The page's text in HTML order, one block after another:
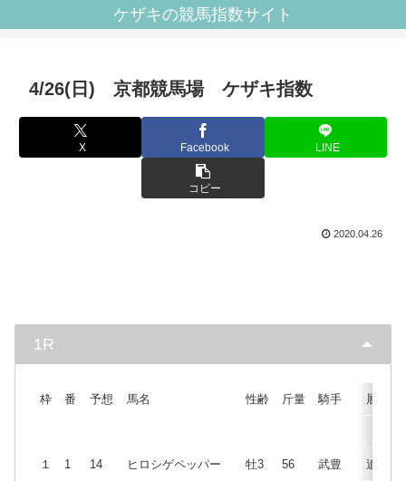
ケザキの競馬指数サイト
4/26(日) 京都競馬場 ケザキ指数
X Facebook LINE
コピー
2020.04.26
1R
枠 番 予想 馬名 性齢 斤量 騎手 展開
１ 1 14 ヒロシゲペッパー 牡3 56 武豊 追